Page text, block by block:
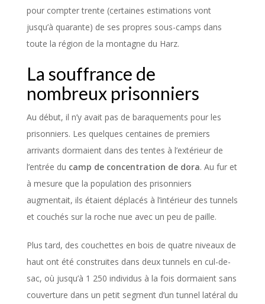
pour compter trente (certaines estimations vont
jusqu’à quarante) de ses propres sous-camps dans
toute la région de la montagne du Harz.
La souffrance de
nombreux prisonniers
Au début, il n’y avait pas de baraquements pour les
prisonniers. Les quelques centaines de premiers
arrivants dormaient dans des tentes à l’extérieur de
l’entrée du camp de concentration de dora. Au fur et
à mesure que la population des prisonniers
augmentait, ils étaient déplacés à l’intérieur des tunnels
et couchés sur la roche nue avec un peu de paille.
Plus tard, des couchettes en bois de quatre niveaux de
haut ont été construites dans deux tunnels en cul-de-
sac, où jusqu’à 1 250 individus à la fois dormaient sans
couverture dans un petit segment d’un tunnel latéral du